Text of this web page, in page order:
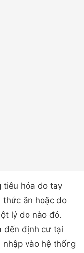
tiêu hóa do tay
thức ăn hoặc do
lý do nào đó.
đến định cư tại
vào hệ thống